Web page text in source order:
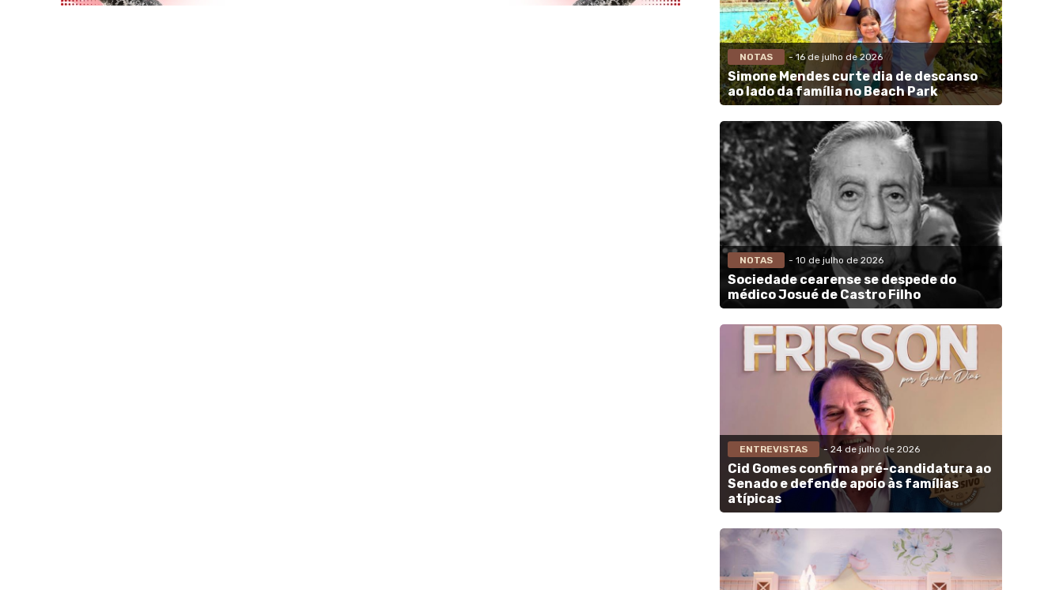
NOTAS - 16 de julho de 2026
Simone Mendes curte dia de descanso
ao lado da família no Beach Park
NOTAS - 10 de julho de 2026
Sociedade cearense se despede do
médico Josué de Castro Filho
ENTREVISTAS - 24 de julho de 2026
Cid Gomes confirma pré-candidatura ao
Senado e defende apoio às famílias
atípicas